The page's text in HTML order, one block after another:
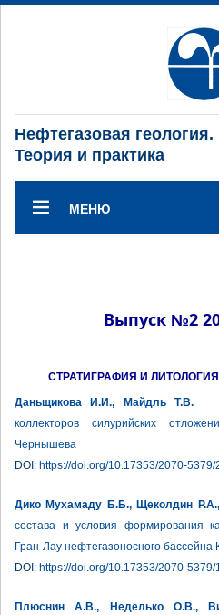
Нефтегазовая геология.
Теория и практика
МЕНЮ
Выпуск №2
СТРАТИГРАФИЯ И
Даньщикова И.И., Майдль Т.В.
коллекторов силурийских
Чернышева
DOI: https://doi.org/10.17353/2070-
Дико Мухамаду Б.Б., Щеколдин
состава и условия формирования
Гран-Лау нефтегазоносного бассейна
DOI: https://doi.org/10.17353/2070-
Плюснин А.В., Неделько О.В.,